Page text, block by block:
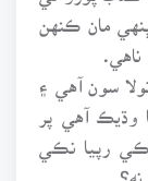
مان ڪنهن
سون آهي ۽
وڌيڪ آهي پر
رپيا نڪي